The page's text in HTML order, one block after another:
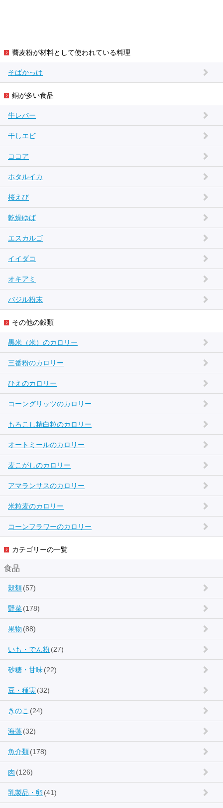
蕎麦粉が材料として使われている料理
そばかっけ
銅が多い食品
牛レバー
干しエビ
ココア
ホタルイカ
桜えび
乾燥ゆば
エスカルゴ
イイダコ
オキアミ
バジル粉末
その他の穀類
黒米（米）のカロリー
三番粉のカロリー
ひえのカロリー
コーングリッツのカロリー
もろこし精白粒のカロリー
オートミールのカロリー
麦こがしのカロリー
アマランサスのカロリー
米粒麦のカロリー
コーンフラワーのカロリー
カテゴリーの一覧
食品
穀類(57)
野菜(178)
果物 (88)
いも・でん粉(27)
砂糖・甘味(22)
豆・種実(32)
きのこ (24)
海藻(32)
魚介類(178)
肉 (126)
乳製品・卵 (41)